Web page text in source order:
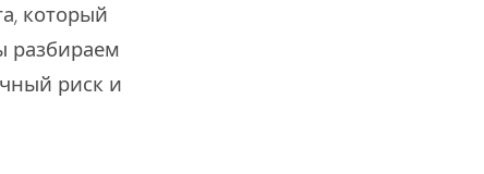
который
разбираем
риск и